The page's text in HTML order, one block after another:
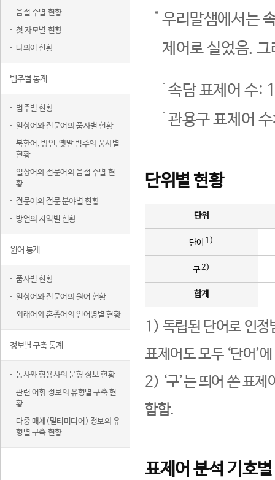
음절 수별 현황
첫 자모별 현황
다의어 현황
범주별 통계
범주별 현황
일상어와 전문어의 품사별 현황
북한어, 방언, 옛말 범주의 품사별
현황
일상어와 전문어의 음절 수별 현
황
전문어의 전문 분야별 현황
방언의 지역별 현황
원어 통계
품사별 현황
일상어와 전문어의 원어 현황
외래어와 혼종어의 언어명별 현황
정보별 구축 통계
동사와 형용사의 문형 정보 현황
관련 어휘 정보의 유형별 구축 현
황
다중 매체(멀티미디어) 정보의 유
형별 구축 현황
우리말샘에서는
제어로 실었음.
속담 표제어 수:
관용구 표제어
단위별 현황
단위
단어 1)
구2)
합계
1) 독립된 단어로 인정
표제어도 모두 ‘단어’
2) ‘구’는 띄어 쓴 표
함함.
표제어 분석 기호